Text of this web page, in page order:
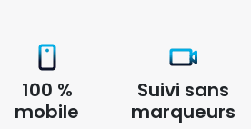
100 %
mobile
Suivi sans
marqueurs